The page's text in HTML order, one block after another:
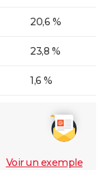
20,6 %
23,8 %
1,6 %
Voir un exemple